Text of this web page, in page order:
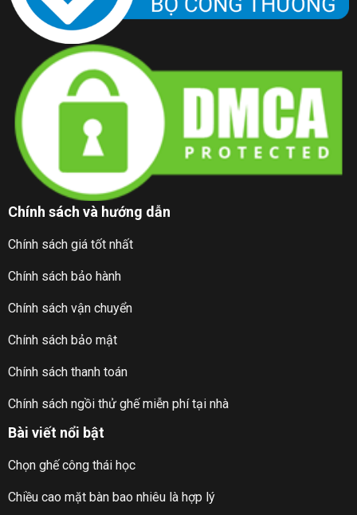
Chính sách và hướng dẫn
Chính sách giá tốt nhất
Chính sách bảo hành
Chính sách vận chuyển
Chính sách bảo mật
Chính sách thanh toán
Chính sách ngồi thử ghế miễn phí tại nhà
Bài viết nổi bật
Chọn ghế công thái học
Chiều cao mặt bàn bao nhiêu là hợp lý